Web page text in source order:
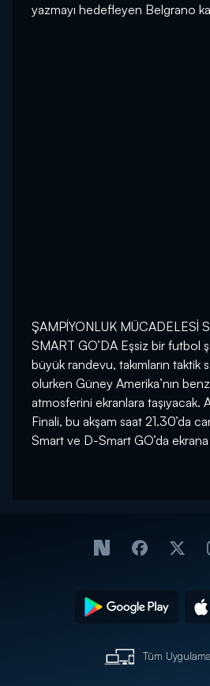
yazmayı hedefleyen Belgrano
ŞAMPİYONLUK MÜCADELESİ
SMART GO’DA Eşsiz bir futbol
büyük randevu, takımların taktik
olurken Güney Amerika’nın
atmosferini ekranlara taşıyacak.
Finali, bu akşam saat 21.30’da
Smart ve D-Smart GO’da
Tüm